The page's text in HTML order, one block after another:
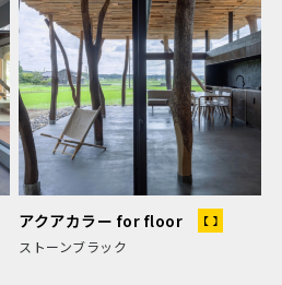
アクアカラー for floor
ストーンブラック